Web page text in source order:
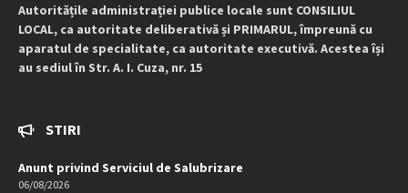
Autoritățile administrației publice locale sunt CONSILIUL
LOCAL, ca autoritate deliberativă și PRIMARUL, împreună cu
aparatul de specialitate, ca autoritate executivă. Acestea își
au sediul în Str. A. I. Cuza, nr. 15
STIRI
Anunt privind Serviciul de Salubrizare
06/08/2026